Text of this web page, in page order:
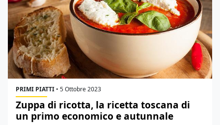
PRIMI PIATTI • 5 Ottobre 2023
Zuppa di ricotta, la ricetta toscana di
un primo economico e autunnale